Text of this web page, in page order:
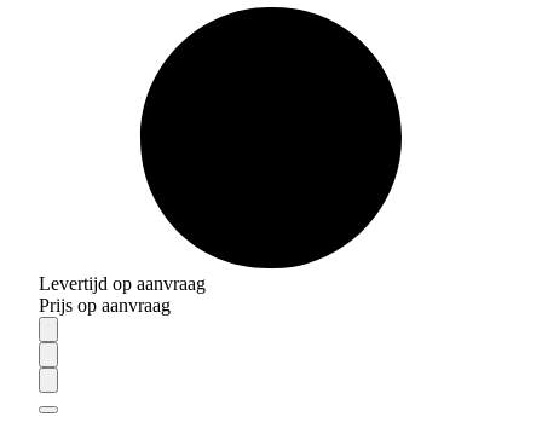
Levertijd op aanvraag
Prijs op aanvraag